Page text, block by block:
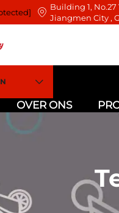
Building 1,
Jiangmen City ,
OVER ONS